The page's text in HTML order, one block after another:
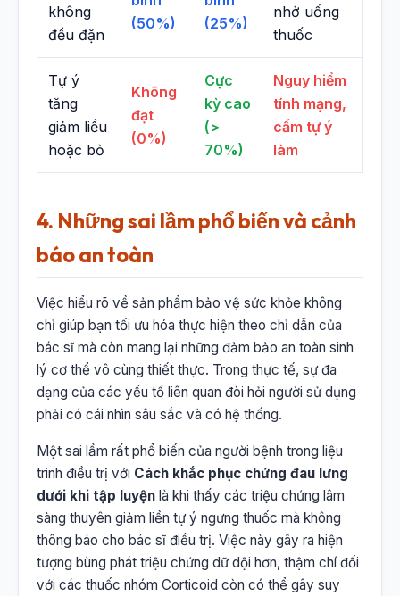
không
đều đặn
(50%)
(25%)
nhở uống
thuốc
Tự ý
tăng
giảm liều
hoặc bỏ
Không
đạt
(0%)
Cực
kỳ cao
(>
70%)
Nguy hiểm
tính mạng,
cấm tự ý
làm
4. Những sai lầm phổ biến và cảnh
báo an toàn
Việc hiểu rõ về sản phẩm bảo vệ sức khỏe không
chỉ giúp bạn tối ưu hóa thực hiện theo chỉ dẫn của
bác sĩ mà còn mang lại những đảm bảo an toàn sinh
lý cơ thể vô cùng thiết thực. Trong thực tế, sự đa
dạng của các yếu tố liên quan đòi hỏi người sử dụng
phải có cái nhìn sâu sắc và có hệ thống.
Một sai lầm rất phổ biến của người bệnh trong liệu
trình điều trị với Cách khắc phục chứng đau lưng
dưới khi tập luyện là khi thấy các triệu chứng lâm
sàng thuyên giảm liền tự ý ngưng thuốc mà không
thông báo cho bác sĩ điều trị. Việc này gây ra hiện
tượng bùng phát triệu chứng dữ dội hơn, thậm chí đối
với các thuốc nhóm Corticoid còn có thể gây suy